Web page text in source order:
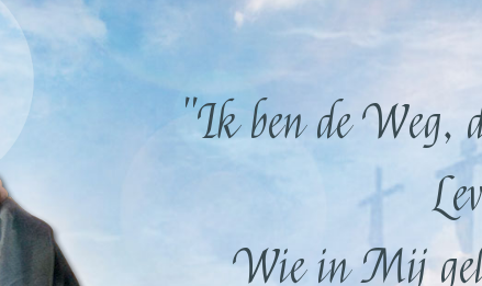
"Ik ben de Weg,
Wie in Mij